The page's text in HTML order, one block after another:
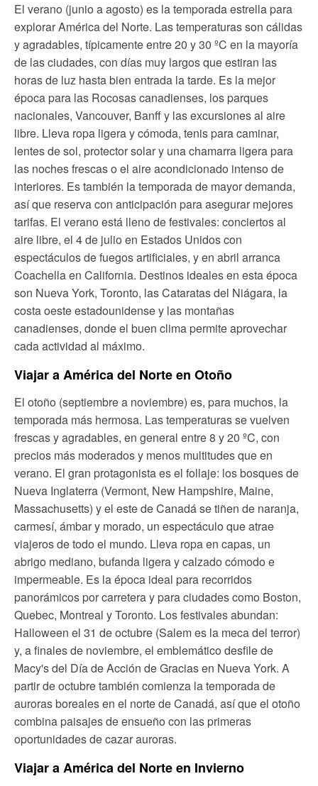
El verano (junio a agosto) es la temporada estrella para
explorar América del Norte. Las temperaturas son cálidas
y agradables, típicamente entre 20 y 30 ºC en la mayoría
de las ciudades, con días muy largos que estiran las
horas de luz hasta bien entrada la tarde. Es la mejor
época para las Rocosas canadienses, los parques
nacionales, Vancouver, Banff y las excursiones al aire
libre. Lleva ropa ligera y cómoda, tenis para caminar,
lentes de sol, protector solar y una chamarra ligera para
las noches frescas o el aire acondicionado intenso de
interiores. Es también la temporada de mayor demanda,
así que reserva con anticipación para asegurar mejores
tarifas. El verano está lleno de festivales: conciertos al
aire libre, el 4 de julio en Estados Unidos con
espectáculos de fuegos artificiales, y en abril arranca
Coachella en California. Destinos ideales en esta época
son Nueva York, Toronto, las Cataratas del Niágara, la
costa oeste estadounidense y las montañas
canadienses, donde el buen clima permite aprovechar
cada actividad al máximo.
Viajar a América del Norte en Otoño
El otoño (septiembre a noviembre) es, para muchos, la
temporada más hermosa. Las temperaturas se vuelven
frescas y agradables, en general entre 8 y 20 ºC, con
precios más moderados y menos multitudes que en
verano. El gran protagonista es el follaje: los bosques de
Nueva Inglaterra (Vermont, New Hampshire, Maine,
Massachusetts) y el este de Canadá se tiñen de naranja,
carmesí, ámbar y morado, un espectáculo que atrae
viajeros de todo el mundo. Lleva ropa en capas, un
abrigo mediano, bufanda ligera y calzado cómodo e
impermeable. Es la época ideal para recorridos
panorámicos por carretera y para ciudades como Boston,
Quebec, Montreal y Toronto. Los festivales abundan:
Halloween el 31 de octubre (Salem es la meca del terror)
y, a finales de noviembre, el emblemático desfile de
Macy's del Día de Acción de Gracias en Nueva York. A
partir de octubre también comienza la temporada de
auroras boreales en el norte de Canadá, así que el otoño
combina paisajes de ensueño con las primeras
oportunidades de cazar auroras.
Viajar a América del Norte en Invierno